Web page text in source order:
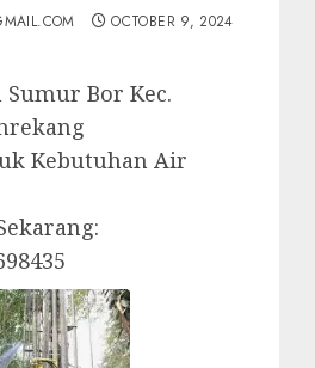
OCTOBER 9, 2024
Sumur Bor Kec.
Kebutuhan Air